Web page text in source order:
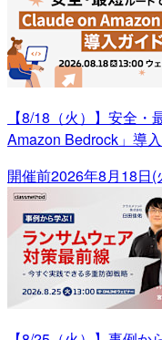
【8/18（火）】安全
Amazon Bedrock」導
開催前2026年8月18日(